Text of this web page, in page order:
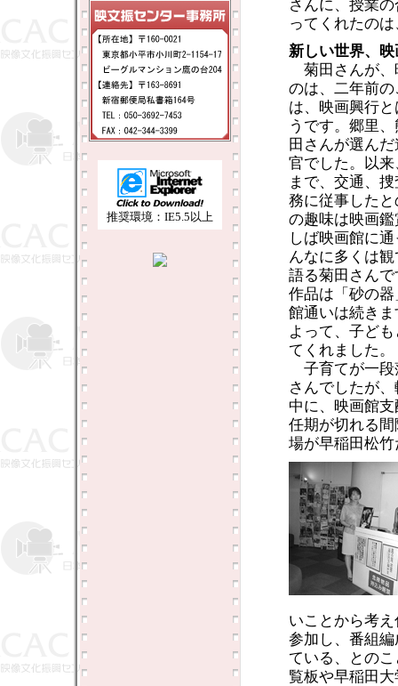
推奨環境：IE5.5以上
さんに、授業
ってくれたの
新しい世界、
菊田さんが、
のは、二年前
は、映画興行
うです。郷里
田さんが選ん
官でした。以
まで、交通、
務に従事した
の趣味は映画
しば映画館に
んなに多くは
語る菊田さん
作品は「砂の
館通いは続き
よって、子ど
てくれました。
子育てが一段
さんでしたが
中に、映画館
任期が切れる
場が早稲田松
いことから考
参加し、番組
ている、との
覧板や早稲田